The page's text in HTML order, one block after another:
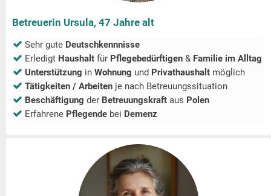
Betreuerin Ursula, 47 Jahre alt
Sehr gute Deutschkennnisse
Erledigt Haushalt für Pflegebedürftigen & Familie im Alltag
Unterstützung in Wohnung und Privathaushalt möglich
Tätigkeiten / Arbeiten je nach Betreuungssituation
Beschäftigung der Betreuungskraft aus Polen
Erfahrene Pflegende bei Demenz